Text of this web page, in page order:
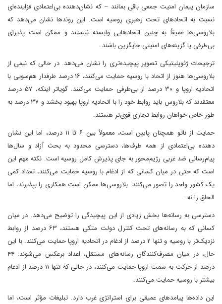
سازمان پیمان امنیت جمعی باقی بمانند – که نشان‌دهنده بی‌اعتمادی فزاینده‌ای
نسبت به اتحادهای تحت رهبری روسیه است. این روندها نشان می‌دهد که
بلاروسی‌ها عمیقاً به چنین اتحادهایی وابسته نیستند و ممکن است پذیرای
بی‌طرفی یا گزینه‌های امنیتی جایگزین باشند.
ترجیحات ژئوپلیتیکی تصویر پیچیده‌تری را نشان می‌دهد. در حالی که نیمی از
بلاروسی‌ها هنوز از اتحاد با روسیه حمایت می‌کنند، ۱۶ درصد طرفدار هم‌سویی با
اتحادیه اروپا و ۳۰ درصد از بی‌طرفی حمایت می‌کنند. گویاتر اینکه، ۵۷ درصد
معتقدند که بلاروس باید روابط خود را با اتحادیه اروپا بهبود بخشد و ۳۷ درصد به
طور خاص خواهان روابط تجاری قوی‌تر هستند.
حمایت از ناتو همچنان پایین است، معمولاً بین ۶ تا ۱۱ درصد، اما این نشان
دهنده بی‌اعتمادی از همه طرف‌ها، دسترسی محدود به بحث آزاد و سال‌ها
پیام‌رسانی ضد غربی رژیم‌محور به جای پذیرش کامل روسیه است. نکته مهم این
است که حتی در میان کسانی که از ادغام با روسیه حمایت می‌کنند، تعداد کمی
یک کشور واحد را تصور می‌کنند. بلاروسی‌ها ممکن است همکاری را بپذیرند، اما
الحاق را نه.
دسترسی به رسانه‌ها بخش زیادی از این پیچیدگی را توضیح می‌دهد. در میان
کسانی که به رسانه‌های تحت کنترل دولت متکی هستند، ۶۳ درصد از روابط
نزدیک‌تر با روسیه و تنها ۲ درصد از ادغام در اتحادیه اروپا حمایت می‌کنند. با این
حال، در میان مصرف‌کنندگان رسانه‌های مستقل، اعداد برعکس می‌شوند: ۴۴
درصد از حرکت به سمت اروپا حمایت می‌کنند، در حالی که تنها ۱۱ درصد از ادغام
بیشتر با روسیه حمایت می‌کنند.
این داده‌ها پیامدهای عمیقی برای استراتژی غرب دارد. تبلیغات مؤثر است، اما